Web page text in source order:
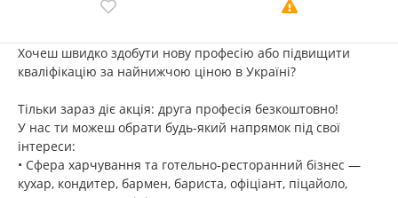
Хочеш швидко здобути нову професію або підвищити
кваліфікацію за найнижчою ціною в Україні?
Тільки зараз діє акція: друга професія безкоштовно!
У нас ти можеш обрати будь-який напрямок під свої
інтереси:
• Сфера харчування та готельно-ресторанний бізнес —
кухар, кондитер, бармен, бариста, офіціант, піцайоло,